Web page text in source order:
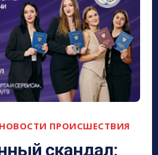
НОВОСТИ ПРОИСШЕСТВИЯ
скандал: